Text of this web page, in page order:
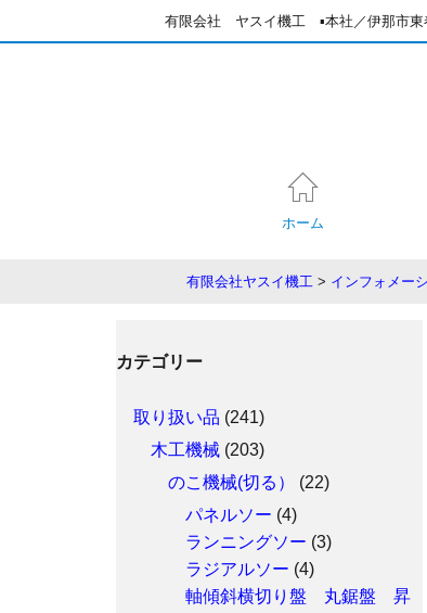
有限会社 ヤスイ機工 ▪️本社／伊那市
ホーム
有限会社ヤスイ機工 > インフォメー
カテゴリー
取り扱い品 (241)
木工機械 (203)
のこ機械(切る）
(22)
パネルソー (4)
ランニングソー (3)
ラジアルソー (4)
軸傾斜横切り盤 丸鋸盤 昇